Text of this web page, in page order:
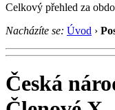
Celkový přehled za
Nacházíte se: Úvod ›
Česká